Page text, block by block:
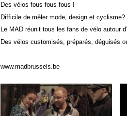
Des vélos fous fous fous !
Difficile de mêler mode, design et cyclisme?
Le MAD réunit tous les fans de vélo autour
Des vélos customisés, préparés, déguisés
www.madbrussels.be
PARIS MIX TV.Qkt